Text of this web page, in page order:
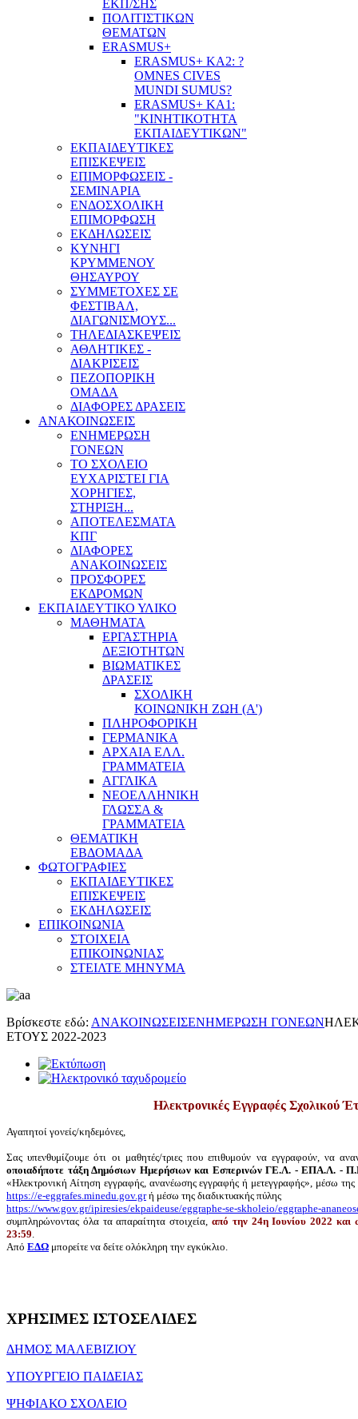
ΕΚΠ/ΣΗΣ
ΠΟΛΙΤΙΣΤΙΚΩΝ
ΘΕΜΑΤΩΝ
ERASMUS+
ERASMUS+ KA2: ?
OMNES CIVES
MUNDI SUMUS?
ERASMUS+ KA1:
"ΚΙΝΗΤΙΚΟΤΗΤΑ
ΕΚΠΑΙΔΕΥΤΙΚΩΝ"
ΕΚΠΑΙΔΕΥΤΙΚΕΣ
ΕΠΙΣΚΕΨΕΙΣ
ΕΠΙΜΟΡΦΩΣΕΙΣ -
ΣΕΜΙΝΑΡΙΑ
ΕΝΔΟΣΧΟΛΙΚΗ
ΕΠΙΜΟΡΦΩΣΗ
ΕΚΔΗΛΩΣΕΙΣ
ΚΥΝΗΓΙ
ΚΡΥΜΜΕΝΟΥ
ΘΗΣΑΥΡΟΥ
ΣΥΜΜΕΤΟΧΕΣ ΣΕ
ΦΕΣΤΙΒΑΛ,
ΔΙΑΓΩΝΙΣΜΟΥΣ...
ΤΗΛΕΔΙΑΣΚΕΨΕΙΣ
ΑΘΛΗΤΙΚΕΣ -
ΔΙΑΚΡΙΣΕΙΣ
ΠΕΖΟΠΟΡΙΚΗ
ΟΜΑΔΑ
ΔΙΑΦΟΡΕΣ ΔΡΑΣΕΙΣ
ΑΝΑΚΟΙΝΩΣΕΙΣ
ΕΝΗΜΕΡΩΣΗ
ΓΟΝΕΩΝ
ΤΟ ΣΧΟΛΕΙΟ
ΕΥΧΑΡΙΣΤΕΙ ΓΙΑ
ΧΟΡΗΓΙΕΣ,
ΣΤΗΡΙΞΗ...
ΑΠΟΤΕΛΕΣΜΑΤΑ
ΚΠΓ
ΔΙΑΦΟΡΕΣ
ΑΝΑΚΟΙΝΩΣΕΙΣ
ΠΡΟΣΦΟΡΕΣ
ΕΚΔΡΟΜΩΝ
ΕΚΠΑΙΔΕΥΤΙΚΟ ΥΛΙΚΟ
ΜΑΘΗΜΑΤΑ
ΕΡΓΑΣΤΗΡΙΑ
ΔΕΞΙΟΤΗΤΩΝ
ΒΙΩΜΑΤΙΚΕΣ
ΔΡΑΣΕΙΣ
ΣΧΟΛΙΚΗ
ΚΟΙΝΩΝΙΚΗ ΖΩΗ (Α')
ΠΛΗΡΟΦΟΡΙΚΗ
ΓΕΡΜΑΝΙΚΑ
ΑΡΧΑΙΑ ΕΛΛ.
ΓΡΑΜΜΑΤΕΙΑ
ΑΓΓΛΙΚΑ
ΝΕΟΕΛΛΗΝΙΚΗ
ΓΛΩΣΣΑ &
ΓΡΑΜΜΑΤΕΙΑ
ΘΕΜΑΤΙΚΗ
ΕΒΔΟΜΑΔΑ
ΦΩΤΟΓΡΑΦΙΕΣ
ΕΚΠΑΙΔΕΥΤΙΚΕΣ
ΕΠΙΣΚΕΨΕΙΣ
ΕΚΔΗΛΩΣΕΙΣ
ΕΠΙΚΟΙΝΩΝΙΑ
ΣΤΟΙΧΕΙΑ
ΕΠΙΚΟΙΝΩΝΙΑΣ
ΣΤΕΙΛΤΕ ΜΗΝΥΜΑ
Βρίσκεστε εδώ: ΑΝΑΚΟΙΝΩΣΕΙΣΕΝΗΜΕΡΩΣΗ ΓΟΝΕΩΝ
ΕΤΟΥΣ 2022-2023
Ηλεκτρονικές Εγγραφές Σχολικού
Αγαπητοί γονείς/κηδεμόνες,
Σας υπενθυμίζουμε ότι οι μαθητές/τριες που επιθυμούν να εγγραφούν, να
οποιαδήποτε τάξη Δημόσιων Ημερήσιων και Εσπερινών ΓΕ.Λ. - ΕΠΑ.Λ. -
«Ηλεκτρονική Αίτηση εγγραφής, ανανέωσης εγγραφής ή μετεγγραφής», μέσω
https://e-eggrafes.minedu.gov.gr ή μέσω της διαδικτυακής πύλης
https://www.gov.gr/ipiresies/ekpaideuse/eggraphe-se-skholeio/eggraphe-
συμπληρώνοντας όλα τα απαραίτητα στοιχεία, από την 24η Ιουνίου 2022
23:59.
Από ΕΔΩ μπορείτε να δείτε ολόκληρη την εγκύκλιο.
ΧΡΗΣΙΜΕΣ ΙΣΤΟΣΕΛΙΔΕΣ
ΔΗΜΟΣ ΜΑΛΕΒΙΖΙΟΥ
ΥΠΟΥΡΓΕΙΟ ΠΑΙΔΕΙΑΣ
ΨΗΦΙΑΚΟ ΣΧΟΛΕΙΟ